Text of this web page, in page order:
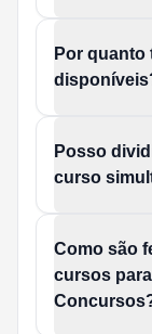
Por quanto
Posso
curso
Como são
cursos